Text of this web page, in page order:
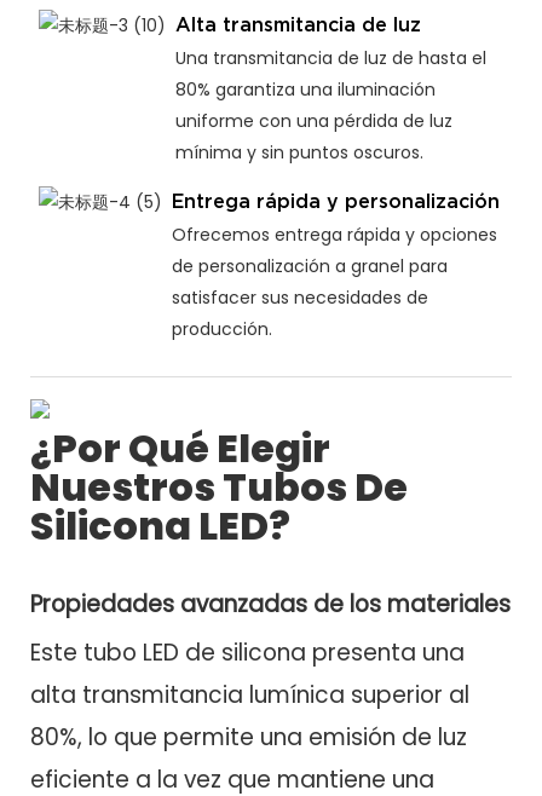
Alta transmitancia de luz
Una transmitancia de luz de hasta el
80% garantiza una iluminación
uniforme con una pérdida de luz
mínima y sin puntos oscuros.
Entrega rápida y personalización
Ofrecemos entrega rápida y opciones
de personalización a granel para
satisfacer sus necesidades de
producción.
¿Por Qué Elegir
Nuestros Tubos De
Silicona LED?
Propiedades avanzadas de los materiales
Este tubo LED de silicona presenta una
alta transmitancia lumínica superior al
80%, lo que permite una emisión de luz
eficiente a la vez que mantiene una